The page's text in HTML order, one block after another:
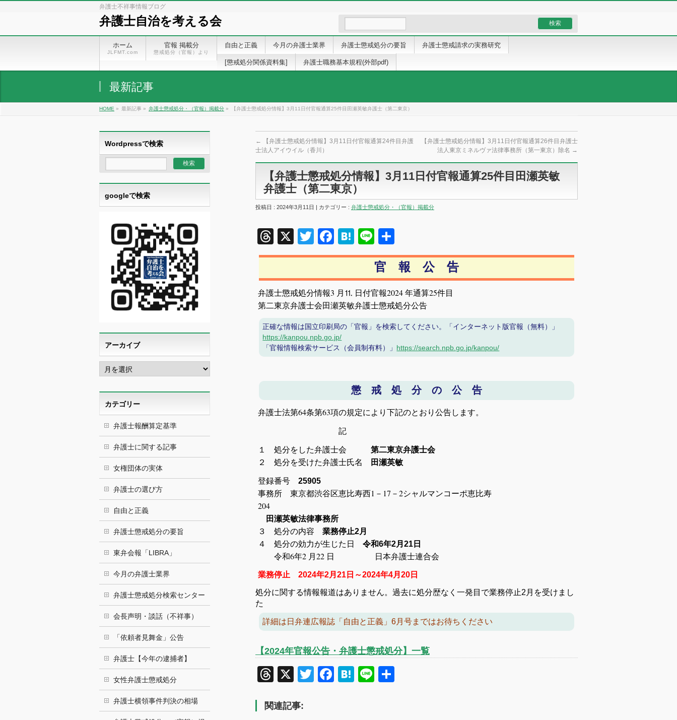
弁護士不祥事情報ブログ
弁護士自治を考える会
ホーム
JLFMT.com
官報 掲載分
懲戒処分（官報）より
自由と正義 今月の弁護士業界 弁護士懲戒処分の要旨 弁護士懲戒請求の実務研究
[懲戒処分関係資料集] 弁護士職務基本規程(外部pdf)
最新記事
HOME » 最新記事 » 弁護士懲戒処分・（官報）掲載分 » 【弁護士懲戒処分情報】3月11日付官報通算25件目田瀬英敏弁護士（第二東京）
←
【弁護士懲戒処分情報】3月11日付官報通算24件目弁護
士法人アイウイル（香川）
【弁護士懲戒処分情報】3月11日付官報通算26件目弁護士
法人東京ミネルヴァ法律事務所（第一東京）除名 →
【弁護士懲戒処分情報】3月11日付官報通算25件目田瀬英敏
弁護士（第二東京）
投稿日 : 2024年3月11日 | カテゴリー : 弁護士懲戒処分・（官報）掲載分
Threads
X TwitterFacebook
Hatena
Line
有
官 報 公 告
弁護士懲戒処分情報3 月⒒ 日付官報2024 年通算25件目
第二東京弁護士会田瀬英敏弁護士懲戒処分公告
正確な情報は国立印刷局の「官報」を検索してください。「インターネット版官報（無料）」
https://kanpou.npb.go.jp/
「官報情報検索サービス（会員制有料）」 https://search.npb.go.jp/kanpou/
懲 戒 処 分 の 公 告
弁護士法第64条第63項の規定により下記のとおり公告します。
記
１ 処分をした弁護士会
第二東京弁護士会
２ 処分を受けた弁護士氏名 田瀬英敏
登録番号 25905
事務所 東京都渋谷区恵比寿西1－17－2シャルマンコーポ恵比寿
204
田瀬英敏法律事務所
３ 処分の内容 業務停止2月
４ 処分の効力が生じた日 令和6年2月21日
令和6年2 月22 日 日本弁護士連合会
業務停止 2024年2月21日～2024年4月20日
処分に関する情報報道はありません。過去に処分歴なく一発目で業務停止2月を受けまし
た
詳細は日弁連広報誌「自由と正義」6月号まではお待ちください
【2024年官報公告・弁護士懲戒処分】一覧
Threads
X TwitterFacebook
Hatena
Line
関連記事:
Wordpressで検索
googleで検索
アーカイブ
ア
ー
イ
ブカテゴリー
弁護士報酬算定基準
弁護士に関する記事
女権団体の実体
弁護士の選び方
自由と正義
弁護士懲戒処分の要旨
東弁会報「LIBRA」
今月の弁護士業界
弁護士懲戒処分検索センター
会長声明・談話（不祥事）
「依頼者見舞金」公告
弁護士【今年の逮捕者】
女性弁護士懲戒処分
弁護士横領事件判決の相場